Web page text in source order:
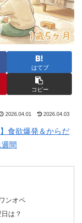
はてブ
コピー
2026.04.01 2026.04.03
食欲爆発＆からだ
間
ンオペ
は？